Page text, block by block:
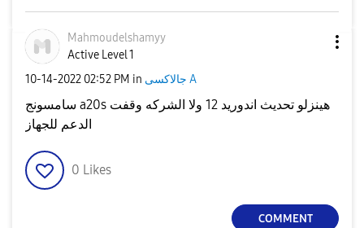
Mahmoudelshamyy
Active Level 1
‎10-14-2022 02:52 PM in جالاكسى A
سامسونج a20s هينزلو تحديث اندوريد 12 ولا الشركه وقفت
0 Likes
COMMENT